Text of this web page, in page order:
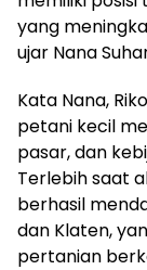
yang
ujar Nana
Kata Nana,
petani kecil
pasar, dan
Terlebih saat
berhasil
dan Klaten,
pertanian